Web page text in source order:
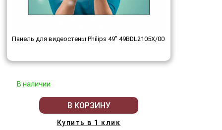
Панель для видеостены Philips 49" 49BDL2105X/00
В наличии
В КОРЗИНУ
Купить в 1 клик